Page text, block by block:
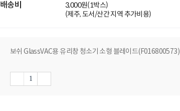
배송비
3,000원(1박스)
(제주, 도서/산간 지역 추가비용)
보쉬 GlassVAC용 유리창 청소기 소형 블레이드(F016800573)